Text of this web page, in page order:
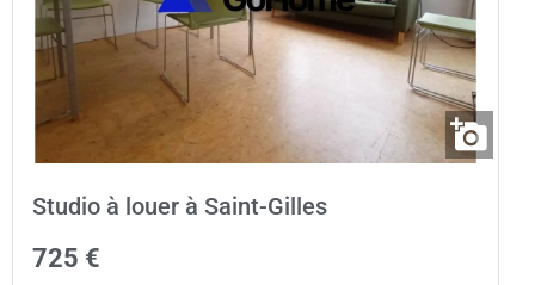
Studio à louer à Saint-Gilles
725 €